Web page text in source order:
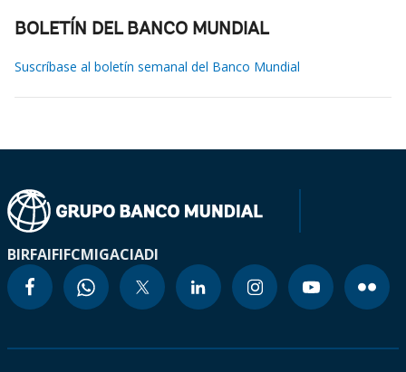
BOLETÍN DEL BANCO MUNDIAL
Suscríbase al boletín semanal del Banco Mundial
BIRFAIFIFCMIGACIADI